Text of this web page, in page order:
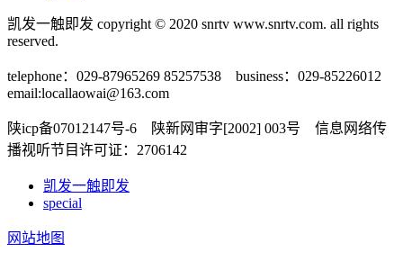
凯发一触即发 copyright © 2020 snrtv www.snrtv.com. all rights
reserved.
telephone：029-87965269 85257538 business：029-85226012
email:locallaowai@163.com
陕icp备07012147号-6 陕新网审字[2002] 003号 信息网络传
播视听节目许可证：2706142
凯发一触即发
special
网站地图